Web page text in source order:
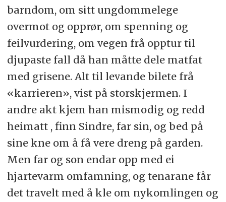
barndom, om sitt ungdommelege
overmot og opprør, om spenning og
feilvurdering, om vegen frå opptur til
djupaste fall då han måtte dele matfat
med grisene. Alt til levande bilete frå
«karrieren», vist på storskjermen. I
andre akt kjem han mismodig og redd
heimatt , finn Sindre, far sin, og bed på
sine kne om å få vere dreng på garden.
Men far og son endar opp med ei
hjartevarm omfamning, og tenarane får
det travelt med å kle om nykomlingen og